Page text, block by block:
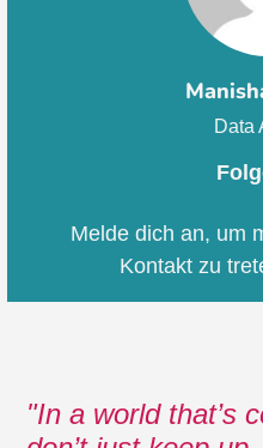
Data
Melde dich an, um
Kontakt zu
In a world that’s